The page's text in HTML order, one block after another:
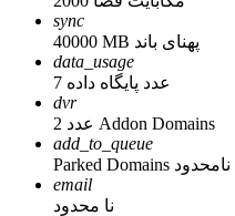
sync
40000 MB پهنای باند
data_usage
7 عدد پایگاه داده
dvr
2 عدد Addon Domains
add_to_queue
Parked Domains نامحدود
email
نا محدود